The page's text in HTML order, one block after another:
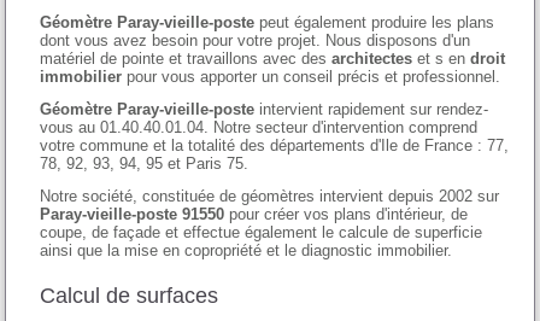
Géomètre Paray-vieille-poste peut également produire les plans
dont vous avez besoin pour votre projet. Nous disposons d'un
matériel de pointe et travaillons avec desarchitectes et s endroit
immobilier pour vous apporter un conseil précis et professionnel.
Géomètre Paray-vieille-poste intervient rapidement sur rendez-
vous au 01.40.40.01.04. Notre secteur d'intervention comprend
votre commune et la totalité des départements d'Ile de France : 77,
78, 92, 93, 94, 95 et Paris 75.
Notre société, constituée de géomètres intervient depuis 2002 sur
Paray-vieille-poste 91550 pour créer vos plans d'intérieur, de
coupe, de façade et effectue également le calcule de superficie
ainsi que la mise en copropriété et le diagnostic immobilier.
Calcul de surfaces